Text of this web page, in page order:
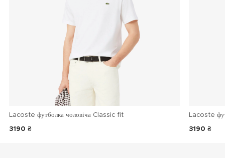
Lacoste футболка чоловіча Classic fit
3190 ₴
Lacoste
3190 ₴